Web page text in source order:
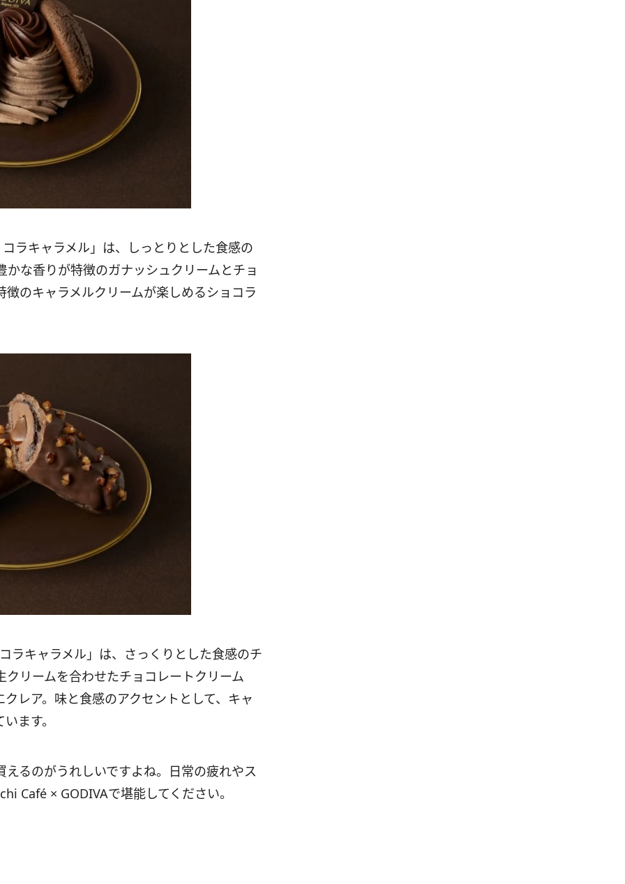
ラキャラメル」は、しっとりとした食感の
な香りが特徴のガナッシュクリームとチョ
のキャラメルクリームが楽しめるショコラ
キャラメル」は、さっくりとした食感のチ
リームを合わせたチョコレートクリーム
レア。味と食感のアクセントとして、キャ
ます。
るのがうれしいですよね。日常の疲れやス
Café × GODIVAで堪能してください。